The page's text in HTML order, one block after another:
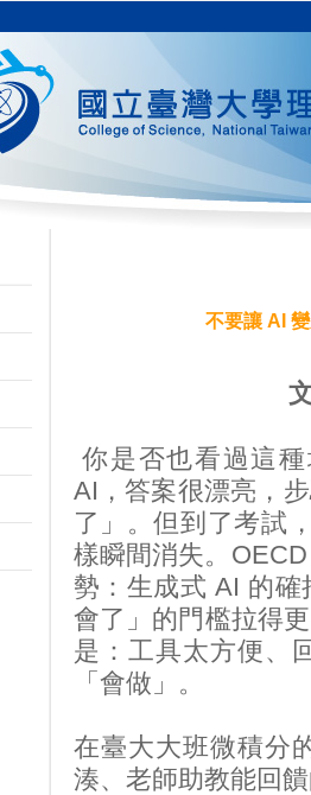
不要讓 AI
你是否也看過這
AI，答案很漂亮，
了」。但到了考試
樣瞬間消失。
勢：生成式 AI 的
會了」的門檻拉得
是：工具太方便、
「會做」。
在臺大大班微積分
湊、老師助教能回